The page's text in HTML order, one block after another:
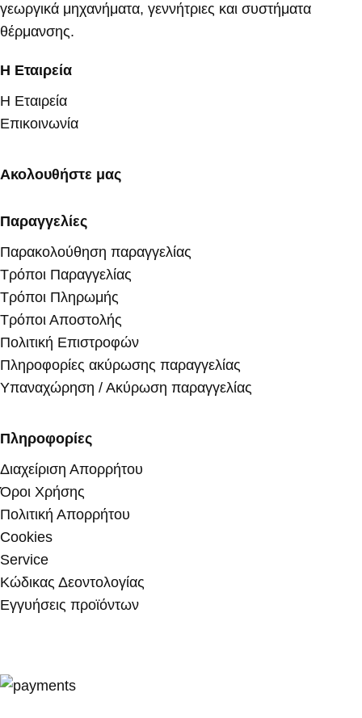
γεωργικά μηχανήματα, γεννήτριες και συστήματα
θέρμανσης.
Η Εταιρεία
Η Εταιρεία
Επικοινωνία
Ακολουθήστε μας
Παραγγελίες
Παρακολούθηση παραγγελίας
Τρόποι Παραγγελίας
Τρόποι Πληρωμής
Τρόποι Αποστολής
Πολιτική Επιστροφών
Πληροφορίες ακύρωσης παραγγελίας
Υπαναχώρηση / Ακύρωση παραγγελίας
Πληροφορίες
Διαχείριση Απορρήτου
Όροι Χρήσης
Πολιτική Απορρήτου
Cookies
Service
Κώδικας Δεοντολογίας
Εγγυήσεις προϊόντων